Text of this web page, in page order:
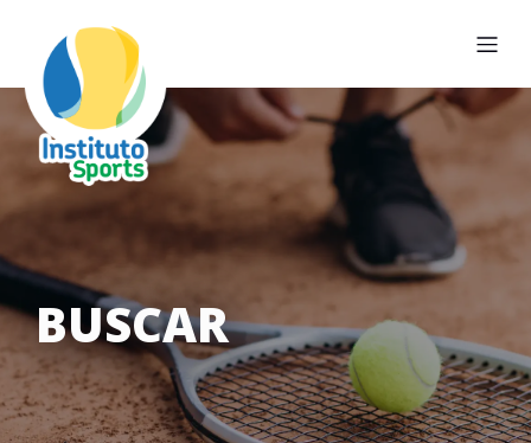
BUSCAR